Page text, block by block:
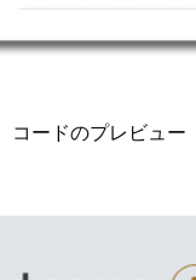
コードのプレビュー